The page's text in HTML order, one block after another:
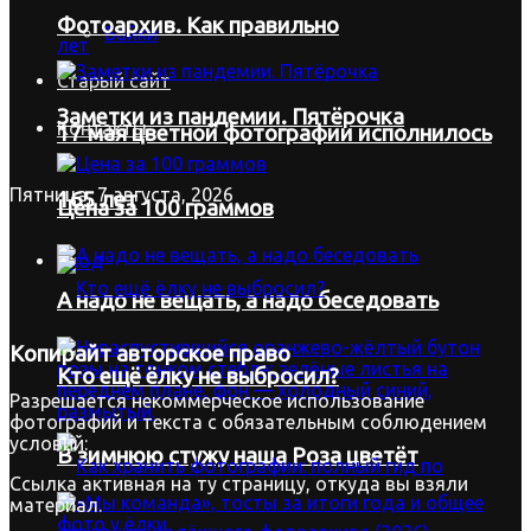
Байки
Старый сайт
Контакты
Пятница, 7 августа, 2026
Вход
Фотоархив. Как правильно
Заметки из пандемии. Пятёрочка
Цена за 100 граммов
А надо не вещать, а надо беседовать
В зимнюю стужу наша Роза цветёт
17 мая цветной фотографии исполнилось
165 лет
Кто ещё ёлку не выбросил?
Копирайтавторское право
Разрешается некоммерческое использование
фотографий и текста с обязательным соблюдением
условий:
Ссылка активная на ту страницу, откуда вы взяли
материал.